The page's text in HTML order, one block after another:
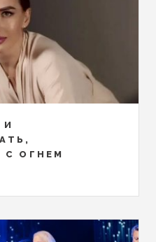
И
С ОГНЕМ